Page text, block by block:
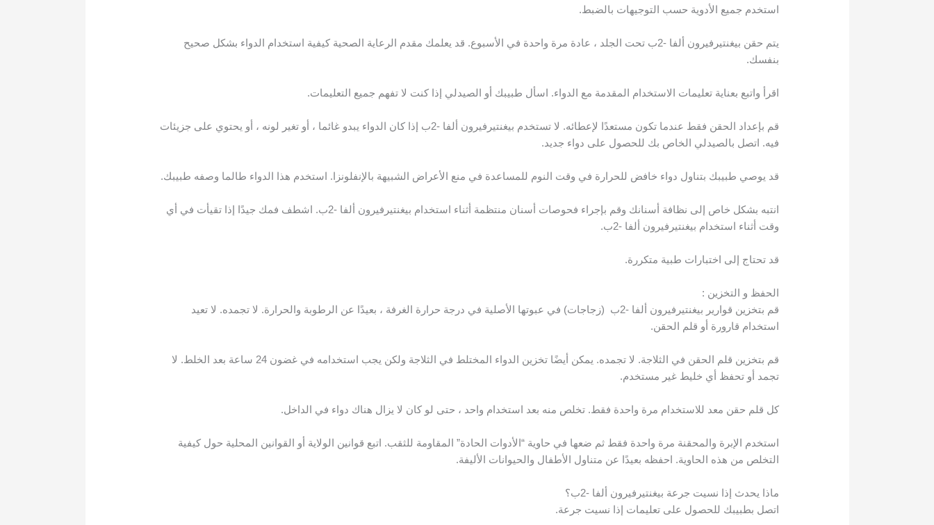
استخدم جميع الأدوية حسب التوجيهات بالضبط.
يتم حقن بيغنتيرفيرون ألفا -2ب تحت الجلد ، عادة مرة واحدة في الأسبوع. قد يعلمك مقدم الرعاية الصحية كيفية استخدام الدواء بشكل صحيح
بنفسك.
اقرأ واتبع بعناية تعليمات الاستخدام المقدمة مع الدواء. اسأل طبيبك أو الصيدلي إذا كنت لا تفهم جميع التعليمات.
قم بإعداد الحقن فقط عندما تكون مستعدًا لإعطائه. لا تستخدم بيغنتيرفيرون ألفا -2ب إذا كان الدواء يبدو غائما ، أو تغير لونه ، أو يحتوي على جزيئات
فيه. اتصل بالصيدلي الخاص بك للحصول على دواء جديد.
قد يوصي طبيبك بتناول دواء خافض للحرارة في وقت النوم للمساعدة في منع الأعراض الشبيهة بالإنفلونزا. استخدم هذا الدواء طالما وصفه طبيبك.
انتبه بشكل خاص إلى نظافة أسنانك وقم بإجراء فحوصات أسنان منتظمة أثناء استخدام بيغنتيرفيرون ألفا -2ب. اشطف فمك جيدًا إذا تقيأت في أي
وقت أثناء استخدام بيغنتيرفيرون ألفا -2ب.
قد تحتاج إلى اختبارات طبية متكررة.
الحفظ و التخزين :
قم بتخزين قوارير بيغنتيرفيرون ألفا -2ب (زجاجات) في عبوتها الأصلية في درجة حرارة الغرفة ، بعيدًا عن الرطوبة والحرارة. لا تجمده. لا تعيد
استخدام قارورة أو قلم الحقن.
قم بتخزين قلم الحقن في الثلاجة. لا تجمده. يمكن أيضًا تخزين الدواء المختلط في الثلاجة ولكن يجب استخدامه في غضون 24 ساعة بعد الخلط. لا
تجمد أو تحفظ أي خليط غير مستخدم.
كل قلم حقن معد للاستخدام مرة واحدة فقط. تخلص منه بعد استخدام واحد ، حتى لو كان لا يزال هناك دواء في الداخل.
استخدم الإبرة والمحقنة مرة واحدة فقط ثم ضعها في حاوية “الأدوات الحادة” المقاومة للثقب. اتبع قوانين الولاية أو القوانين المحلية حول كيفية
التخلص من هذه الحاوية. احفظه بعيدًا عن متناول الأطفال والحيوانات الأليفة.
ماذا يحدث إذا نسيت جرعة بيغنتيرفيرون ألفا -2ب؟
اتصل بطبيبك للحصول على تعليمات إذا نسيت جرعة.